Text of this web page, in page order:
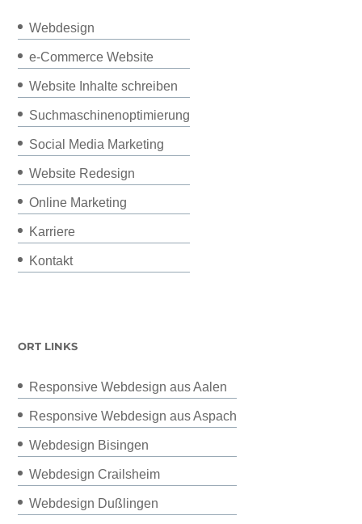
Webdesign
e-Commerce Website
Website Inhalte schreiben
Suchmaschinenoptimierung
Social Media Marketing
Website Redesign
Online Marketing
Karriere
Kontakt
ORT LINKS
Responsive Webdesign aus Aalen
Responsive Webdesign aus Aspach
Webdesign Bisingen
Webdesign Crailsheim
Webdesign Dußlingen